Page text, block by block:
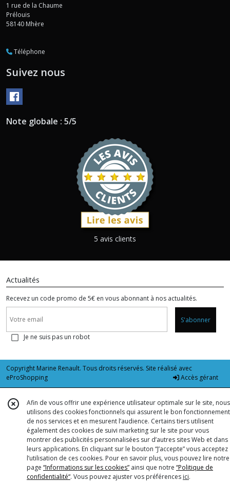
1 rue de la Chaume
Prélouis
58140 Mhère
Téléphone
Suivez nous
Note globale : 5/5
5 avis clients
Actualités
Recevez un code promo de 5€ en vous abonnant à nos actualités.
S'abonner
Je ne suis pas un robot
Copyright Marine Renault. Tous droits réservés. Site réalisé avec
eProShopping
Accès gérant
Afin de vous offrir une expérience utilisateur optimale sur le site, nous
utilisons des cookies fonctionnels qui assurent le bon fonctionnement
de nos services et en mesurent l’audience. Certains tiers utilisent
également des cookies de suivi marketing sur le site pour vous
montrer des publicités personnalisées sur d’autres sites Web et dans
leurs applications. En cliquant sur le bouton “J’accepte” vous acceptez
l’utilisation de ces cookies. Pour en savoir plus, vous pouvez lire notre
page “Informations sur les cookies” ainsi que notre “Politique de
confidentialité“. Vous pouvez ajuster vos préférences ici.